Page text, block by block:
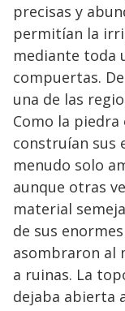
precisas y
permitían la
mediante toda
compuertas.
una de las
Como la piedra
construían sus
menudo solo
aunque otras
material
de sus
asombraron al
a ruinas. La
dejaba abierta